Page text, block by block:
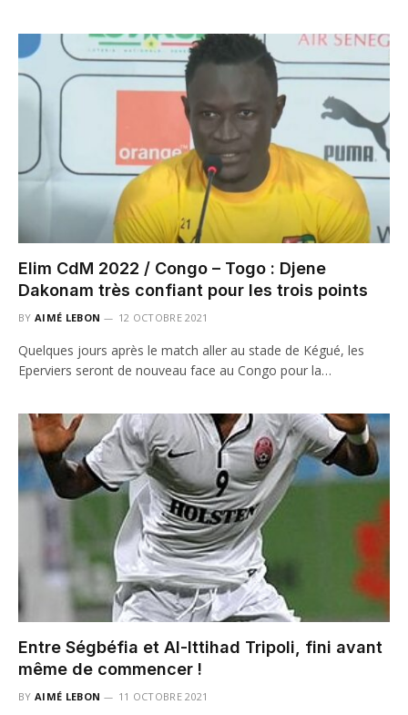
Elim CdM 2022 / Congo – Togo : Djene
Dakonam très confiant pour les trois points
BY AIMÉ LEBON 12 OCTOBRE 2021
Quelques jours après le match aller au stade de Kégué, les
Eperviers seront de nouveau face au Congo pour la…
Entre Ségbéfia et Al-Ittihad Tripoli, fini avant
même de commencer !
BY AIMÉ LEBON 11 OCTOBRE 2021